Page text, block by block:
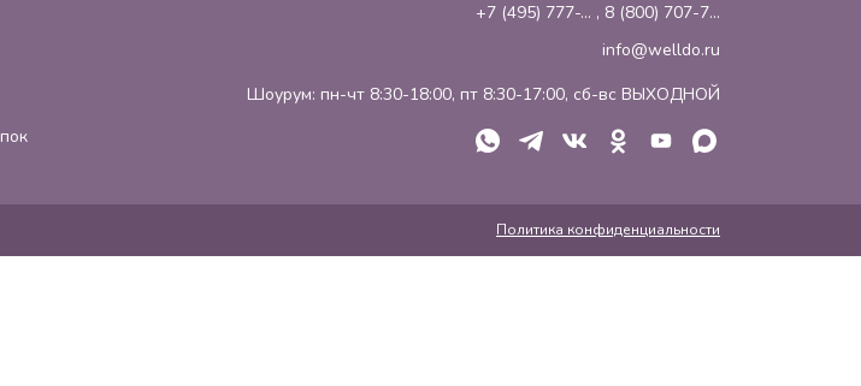
+7 (495) 777-... , 8 (800) 707-7...
info@welldo.ru
Шоурум: пн-чт 8:30-18:00, пт 8:30-17:00, сб-вс ВЫХОДНОЙ
Политика конфиденциальности